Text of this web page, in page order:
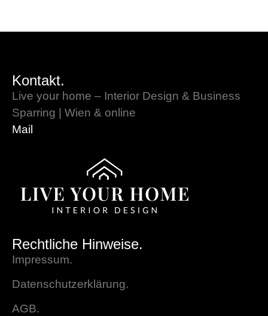
Kontakt.
Live your home – Interior Design & Business
Sparring | Wien & online
Mail
Rechtliche Hinweise.
Impressum.
Datenschutzerklärung.
AGB.